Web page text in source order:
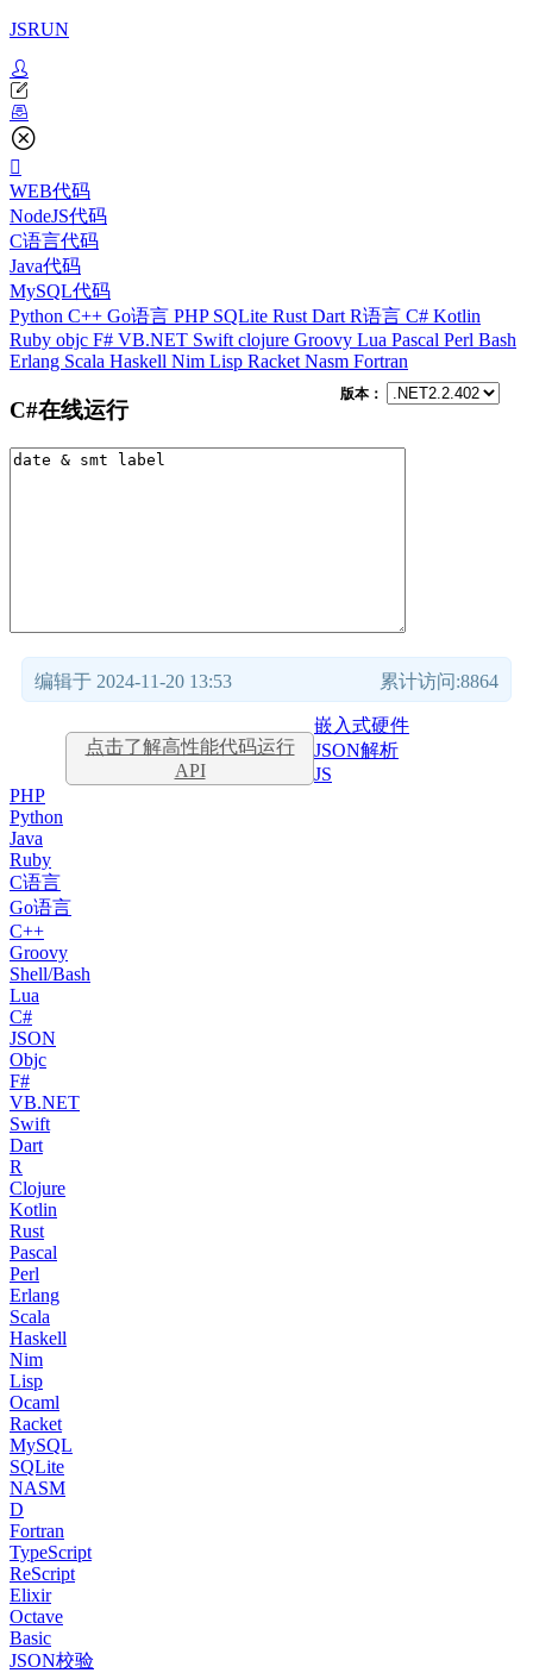
JSRUN
WEB代码
NodeJS代码
C语言代码
Java代码
MySQL代码
Python C++ Go语言 PHP SQLite Rust Dart R语言 C# Kotlin
Ruby objc F# VB.NET Swift clojure Groovy Lua Pascal Perl Bash
Erlang Scala Haskell Nim Lisp Racket Nasm Fortran
C#在线运行
版本：
编辑于 2024-11-20 13:53 累计访问:8864
点击了解高性能代码运行
API
嵌入式硬件
JSON解析
JS
PHP
Python
Java
Ruby
C语言
Go语言
C++
Groovy
Shell/Bash
Lua
C#
JSON
Objc
F#
VB.NET
Swift
Dart
R
Clojure
Kotlin
Rust
Pascal
Perl
Erlang
Scala
Haskell
Nim
Lisp
Ocaml
Racket
MySQL
SQLite
NASM
D
Fortran
TypeScript
ReScript
Elixir
Octave
Basic
JSON校验